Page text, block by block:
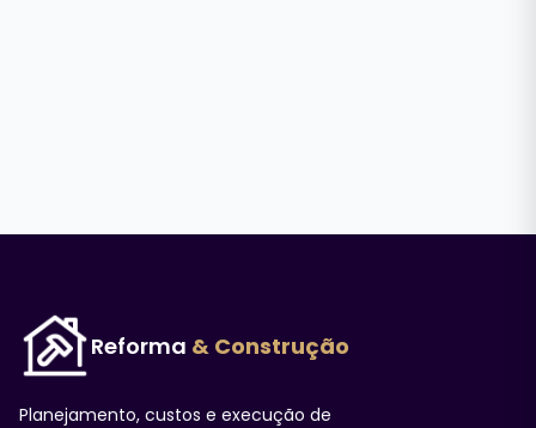
Reforma & Construção
Planejamento, custos e execução de